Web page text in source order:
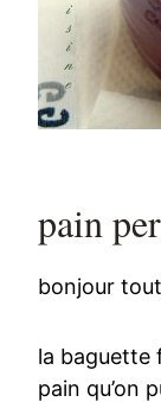
pain
bonjour
la baguette
pain qu’on